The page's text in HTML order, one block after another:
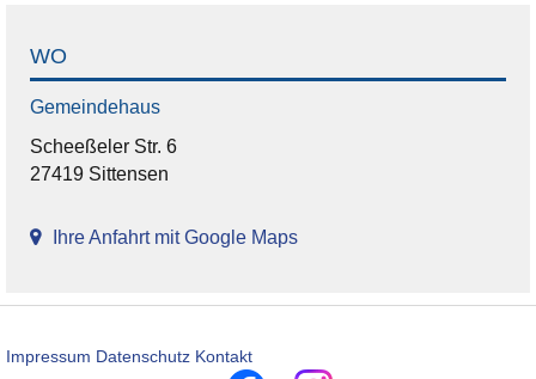
WO
Gemeindehaus
Scheeßeler Str. 6
27419 Sittensen
Ihre Anfahrt mit Google Maps
Impressum Datenschutz Kontakt